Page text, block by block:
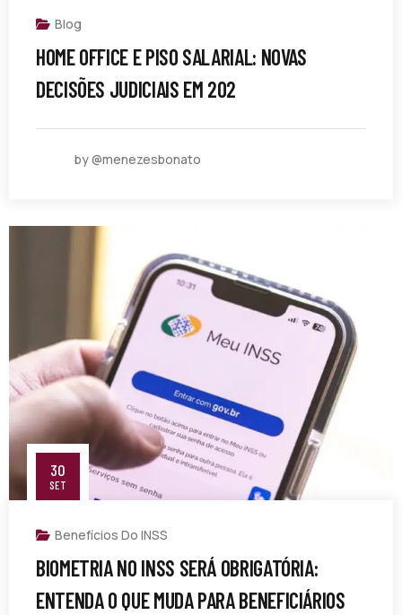
Blog
HOME OFFICE E PISO SALARIAL: NOVAS
DECISÕES JUDICIAIS EM 202
by @menezesbonato
30
SET
Benefícios Do INSS
BIOMETRIA NO INSS SERÁ OBRIGATÓRIA:
ENTENDA O QUE MUDA PARA BENEFICIÁRIOS